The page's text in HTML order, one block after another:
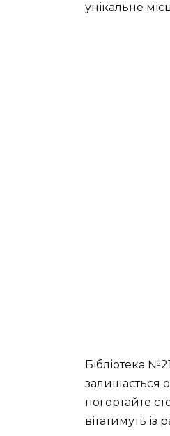
унікальне
Бібліотека
залишається
погортайте
вітатимуть із